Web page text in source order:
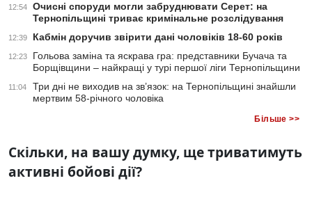
12:54
Очисні споруди могли забруднювати Серет: на
Тернопільщині триває кримінальне розслідування
12:39 Кабмін доручив звірити дані чоловіків 18-60 років
12:23
Гольова заміна та яскрава гра: представники Бучача та
Борщівщини – найкращі у турі першої ліги Тернопільщини
11:04
Три дні не виходив на зв’язок: на Тернопільщині знайшли
мертвим 58-річного чоловіка
Більше >>
Скільки, на вашу думку, ще триватимуть
активні бойові дії?